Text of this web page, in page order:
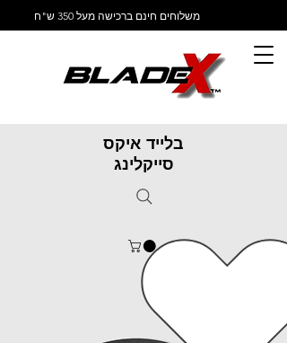
משלוחים חינם ברכישה מעל 350 ש"ח
בלייד איקס
סייקלינג